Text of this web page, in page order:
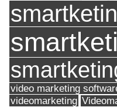
video marketing
videomarketing